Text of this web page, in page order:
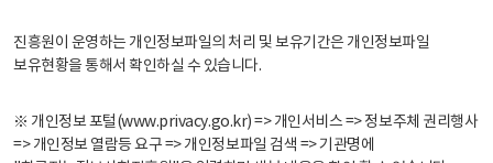
진흥원이 운영하는 개인정보파일의 처리 및 보유기간은 개인정보파일
보유현황을 통해서 확인하실 수 있습니다.
※ 개인정보 포털(www.privacy.go.kr) => 개인서비스 => 정보주체 권리행사
=> 개인정보 열람등 요구 => 개인정보파일 검색 => 기관명에